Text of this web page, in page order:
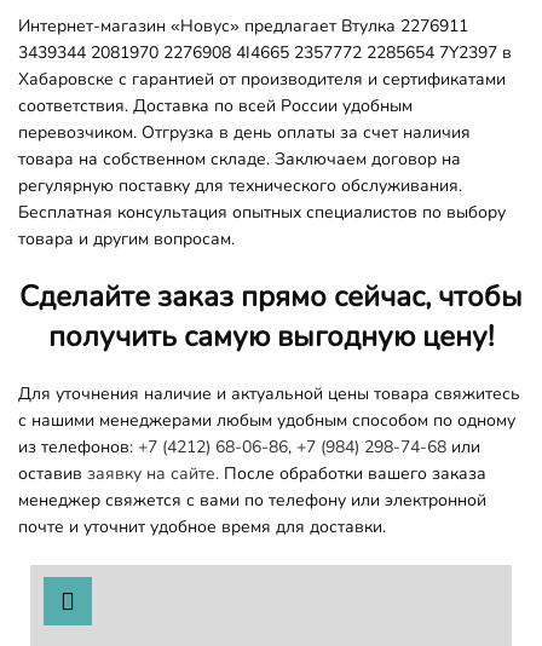
Интернет-магазин «Новус» предлагает Втулка 2276911
3439344 2081970 2276908 4I4665 2357772 2285654 7Y2397 в
Хабаровске с гарантией от производителя и сертификатами
соответствия. Доставка по всей России удобным
перевозчиком. Отгрузка в день оплаты за счет наличия
товара на собственном складе. Заключаем договор на
регулярную поставку для технического обслуживания.
Бесплатная консультация опытных специалистов по выбору
товара и другим вопросам.
Сделайте заказ прямо сейчас, чтобы
получить самую выгодную цену!
Для уточнения наличие и актуальной цены товара свяжитесь
с нашими менеджерами любым удобным способом по одному
из телефонов: +7 (4212) 68-06-86, +7 (984) 298-74-68 или
оставив заявку на сайте. После обработки вашего заказа
менеджер свяжется с вами по телефону или электронной
почте и уточнит удобное время для доставки.